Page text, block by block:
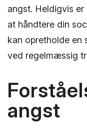
angst. Heldigvis
at håndtere din
kan opretholde en
ved regelmæssig
angst